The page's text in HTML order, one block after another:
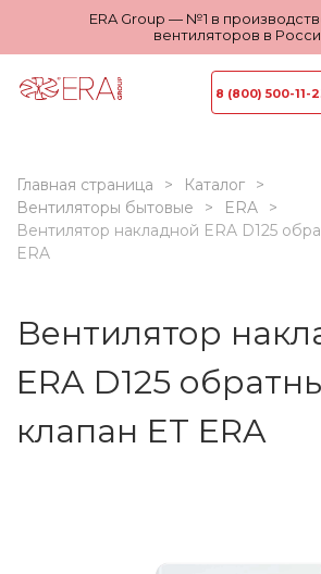
ERA Group — №1 в
вентиляторов в
8 (800) 500-11-
Главная страница
Каталог
Вентиляторы бытовые
ERA
Вентилятор накладной ERA D125
ERA
Вентилятор
ERA D125
клапан ET ERA